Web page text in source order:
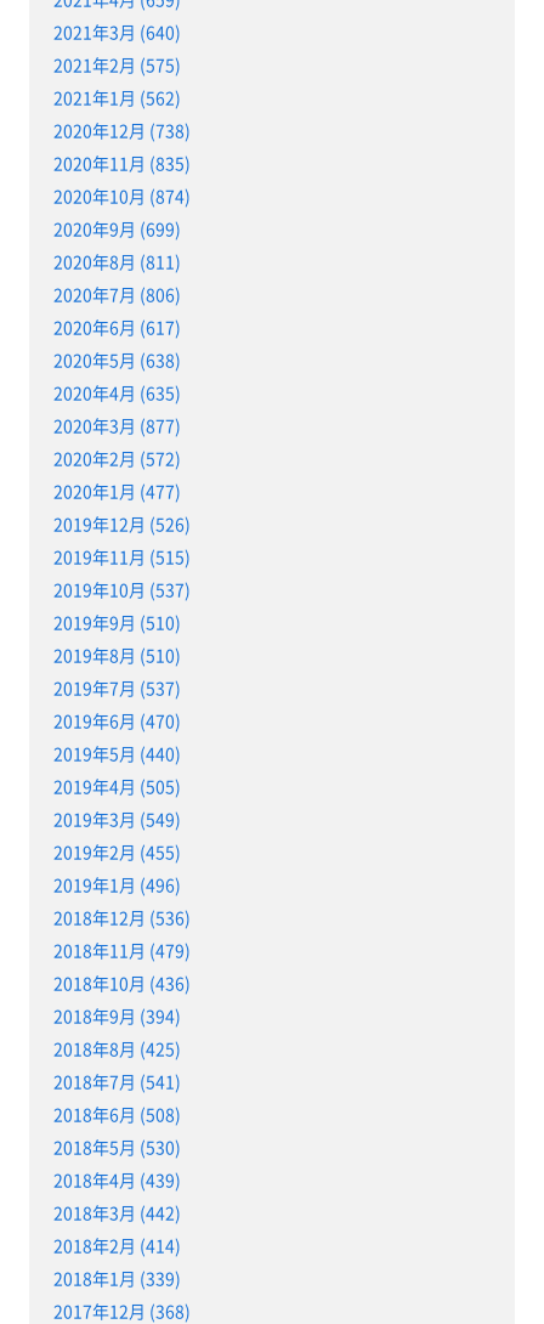
2021年3月 (640)
2021年2月 (575)
2021年1月 (562)
2020年12月 (738)
2020年11月 (835)
2020年10月 (874)
2020年9月 (699)
2020年8月 (811)
2020年7月 (806)
2020年6月 (617)
2020年5月 (638)
2020年4月 (635)
2020年3月 (877)
2020年2月 (572)
2020年1月 (477)
2019年12月 (526)
2019年11月 (515)
2019年10月 (537)
2019年9月 (510)
2019年8月 (510)
2019年7月 (537)
2019年6月 (470)
2019年5月 (440)
2019年4月 (505)
2019年3月 (549)
2019年2月 (455)
2019年1月 (496)
2018年12月 (536)
2018年11月 (479)
2018年10月 (436)
2018年9月 (394)
2018年8月 (425)
2018年7月 (541)
2018年6月 (508)
2018年5月 (530)
2018年4月 (439)
2018年3月 (442)
2018年2月 (414)
2018年1月 (339)
2017年12月 (368)